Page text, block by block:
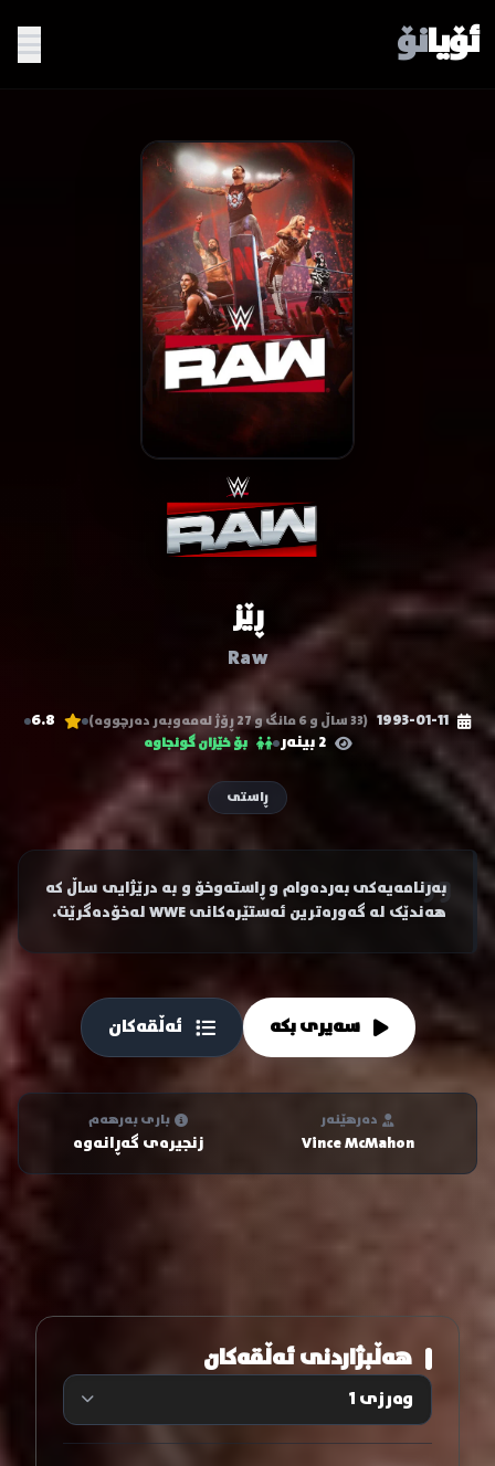
ئۆیانۆ
ڕێز
Raw
1993-01-11 (33 ساڵ و 6 مانگ و 27 ڕۆژ لەمەوبەر دەرچووە)
6.8
2 بینەر
بۆ خێزان گونجاوە
ڕاستی
بەرنامەیەکی بەردەوام و ڕاستەوخۆ و بە درێژایی ساڵ کە
هەندێک لە گەورەترین ئەستێرەکانی WWE لەخۆدەگرێت.
سەیری بکە ئەڵقەکان
دەرهێنەر
Vince McMahon
باری بەرهەم
زنجیرەی گەڕانەوە
هەڵبژاردنی ئەڵقەکان